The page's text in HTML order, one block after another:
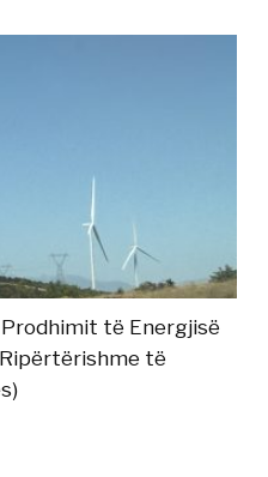
të Energjisë
të